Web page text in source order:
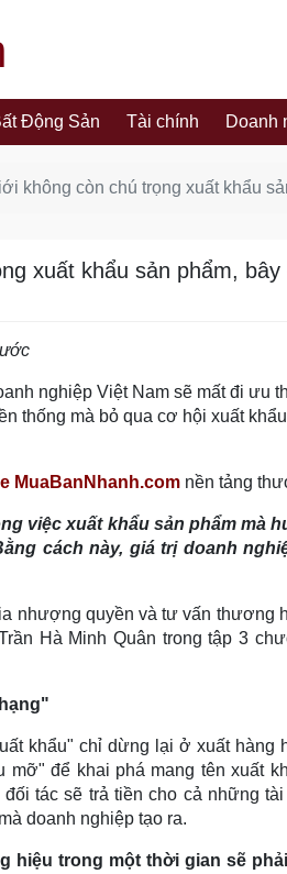
Động Sản Tài chính Doanh
không còn chú trọng xuất khẩu
xuất khẩu sản phẩm,
nghiệp Việt Nam sẽ mất đi ưu
thống mà bỏ qua cơ hội xuất
MuaBanNhanh.com nền tảng
việc xuất khẩu sản phẩm mà
cách này, giá trị doanh
nhượng quyền và tư vấn thương
Hà Minh Quân trong tập 3
khẩu" chỉ dừng lại ở xuất hàng
mỡ" để khai phá mang tên xuất
tác sẽ trả tiền cho cả những
doanh nghiệp tạo ra.
trong một thời gian sẽ